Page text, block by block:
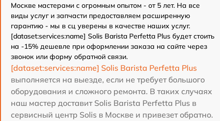
Москве мастерами с огромным опытом - от 5 лет. На все
виды услуг и запчасти предоставляем расширенную
гарантию - мы в сц уверены в качестве наших услуг.
[dataset:services:name] Solis Barista Perfetta Plus будет стоить
на -15% дешевле при оформлении заказа на сайте через
звонок или форму обратной связи.
[dataset:services:name] Solis Barista Perfetta Plus
выполняется на выезде, если не требует большого
оборудования и сложного ремонта. В таких случаях
наш мастер доставит Solis Barista Perfetta Plus в
сервисный центр Solis в Москве и привезет обратно.